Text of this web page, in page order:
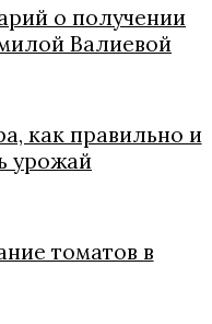
о получении
Валиевой
как правильно и
урожай
томатов в